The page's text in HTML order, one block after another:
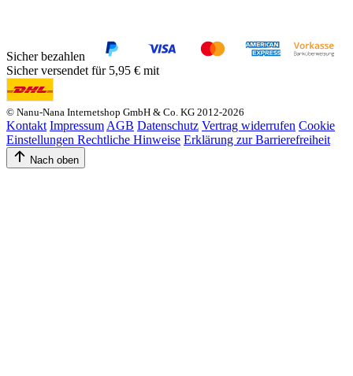
Sicher bezahlen
Sicher versendet für 5,95 € mit
© Nanu-Nana Internetshop GmbH & Co. KG 2012-2026
Kontakt Impressum AGB Datenschutz Vertrag widerrufen Cookie
Einstellungen Rechtliche Hinweise Erklärung zur Barrierefreiheit
Nach oben